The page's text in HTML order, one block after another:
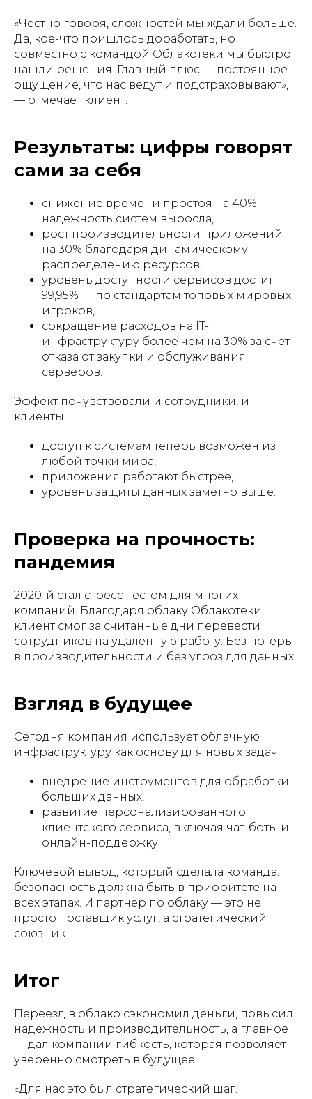
«Честно говоря, сложностей мы ждали больше.
Да, кое-что пришлось доработать, но
совместно с командой Облакотеки мы быстро
нашли решения. Главный плюс — постоянное
ощущение, что нас ведут и подстраховывают»,
— отмечает клиент.
Результаты: цифры говорят
сами за себя
снижение времени простоя на 40% —
надежность систем выросла,
рост производительности приложений
на 30% благодаря динамическому
распределению ресурсов,
уровень доступности сервисов достиг
99,95% — по стандартам топовых мировых
игроков,
сокращение расходов на IT-
инфраструктуру более чем на 30% за счет
отказа от закупки и обслуживания
серверов.
Эффект почувствовали и сотрудники, и
клиенты:
доступ к системам теперь возможен из
любой точки мира,
приложения работают быстрее,
уровень защиты данных заметно выше.
Проверка на прочность:
пандемия
2020-й стал стресс-тестом для многих
компаний. Благодаря облаку Облакотеки
клиент смог за считанные дни перевести
сотрудников на удаленную работу. Без потерь
в производительности и без угроз для данных.
Взгляд в будущее
Сегодня компания использует облачную
инфраструктуру как основу для новых задач:
внедрение инструментов для обработки
больших данных,
развитие персонализированного
клиентского сервиса, включая чат-боты и
онлайн-поддержку.
Ключевой вывод, который сделала команда:
безопасность должна быть в приоритете на
всех этапах. И партнер по облаку — это не
просто поставщик услуг, а стратегический
союзник.
Итог
Переезд в облако сэкономил деньги, повысил
надежность и производительность, а главное
— дал компании гибкость, которая позволяет
уверенно смотреть в будущее.
«Для нас это был стратегический шаг.